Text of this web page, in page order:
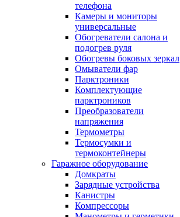
телефона
Камеры и мониторы
универсальные
Обогреватели салона и
подогрев руля
Обогревы боковых зеркал
Омыватели фар
Парктроники
Комплектующие
парктроников
Преобразователи
напряжения
Термометры
Термосумки и
термоконтейнеры
Гаражное оборудование
Домкраты
Зарядные устройства
Канистры
Компрессоры